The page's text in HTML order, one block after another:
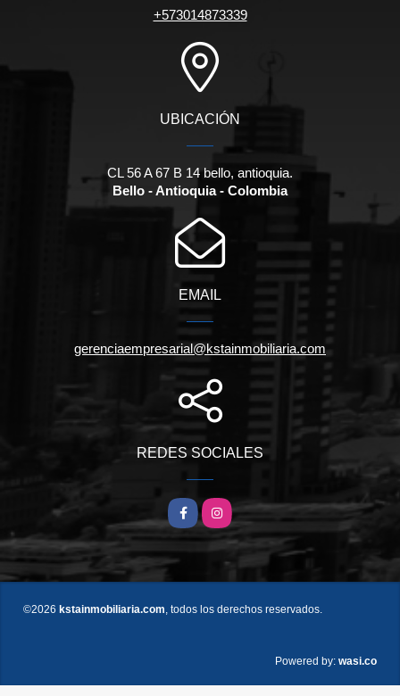
+573014873339
UBICACIÓN
CL 56 A 67 B 14 bello, antioquia.
Bello - Antioquia - Colombia
EMAIL
gerenciaempresarial@kstainmobiliaria.com
REDES SOCIALES
FacebookInstagram
©2026 kstainmobiliaria.com, todos los derechos reservados.
Powered by: wasi.co